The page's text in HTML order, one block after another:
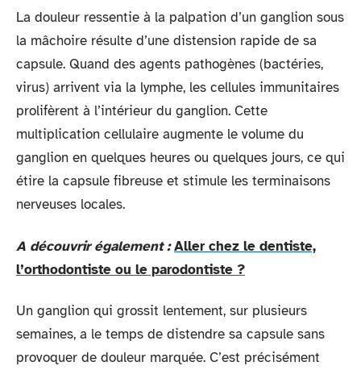
La douleur ressentie à la palpation d’un ganglion sous
la mâchoire résulte d’une distension rapide de sa
capsule. Quand des agents pathogènes (bactéries,
virus) arrivent via la lymphe, les cellules immunitaires
prolifèrent à l’intérieur du ganglion. Cette
multiplication cellulaire augmente le volume du
ganglion en quelques heures ou quelques jours, ce qui
étire la capsule fibreuse et stimule les terminaisons
nerveuses locales.
A découvrir également : Aller chez le dentiste,
l’orthodontiste ou le parodontiste ?
Un ganglion qui grossit lentement, sur plusieurs
semaines, a le temps de distendre sa capsule sans
provoquer de douleur marquée. C’est précisément